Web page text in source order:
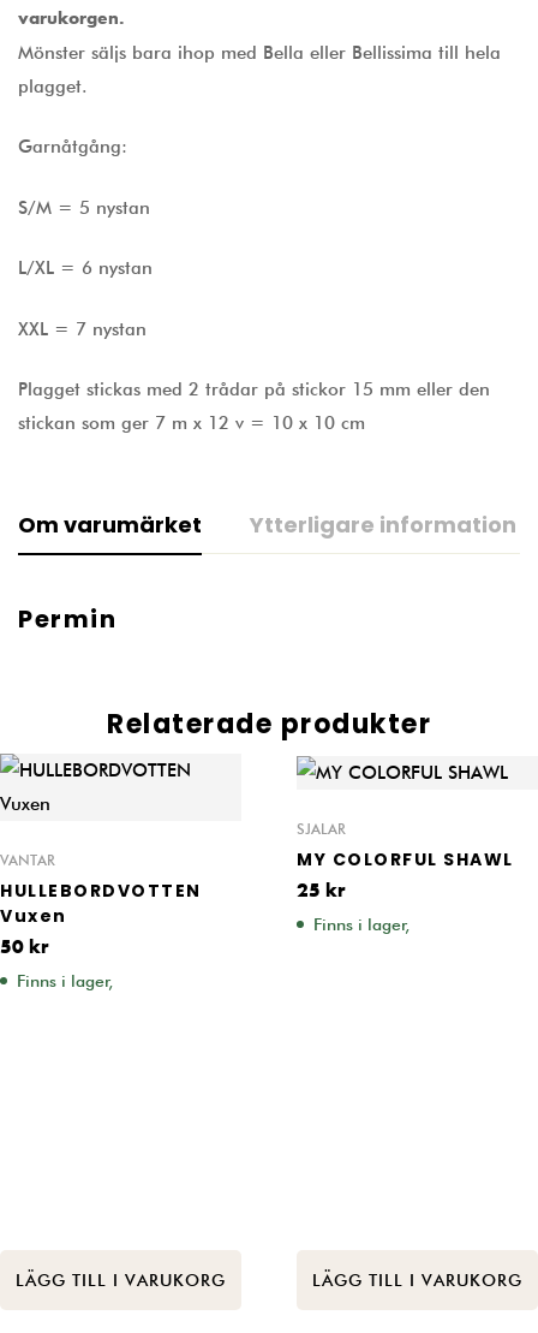
varukorgen.
Mönster säljs bara ihop med Bella eller Bellissima till hela
plagget.
Garnåtgång:
S/M = 5 nystan
L/XL = 6 nystan
XXL = 7 nystan
Plagget stickas med 2 trådar på stickor 15 mm eller den
stickan som ger 7 m x 12 v = 10 x 10 cm
Om varumärket Ytterligare information
Permin
Relaterade produkter
VANTAR
HULLEBORDVOTTEN
Vuxen
50 kr
Finns i lager,
LÄGG TILL I VARUKORG
SJALAR
MY COLORFUL SHAWL
25 kr
Finns i lager,
LÄGG TILL I VARUKORG